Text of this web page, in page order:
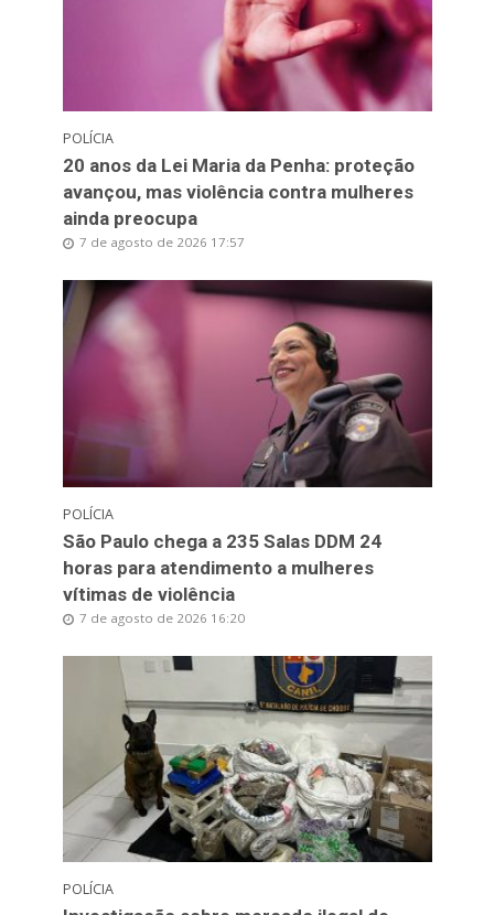
POLÍCIA
20 anos da Lei Maria da Penha: proteção
avançou, mas violência contra mulheres
ainda preocupa
7 de agosto de 2026 17:57
POLÍCIA
São Paulo chega a 235 Salas DDM 24
horas para atendimento a mulheres
vítimas de violência
7 de agosto de 2026 16:20
POLÍCIA